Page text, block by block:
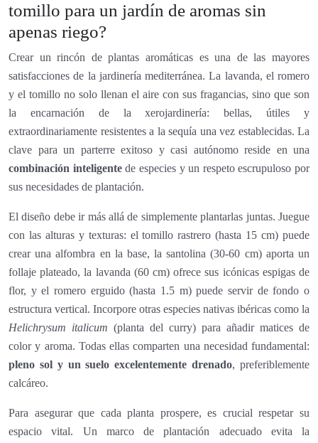
tomillo para un jardín de aromas sin
apenas riego?
Crear un rincón de plantas aromáticas es una de las mayores
satisfacciones de la jardinería mediterránea. La lavanda, el romero
y el tomillo no solo llenan el aire con sus fragancias, sino que son
la encarnación de la xerojardinería: bellas, útiles y
extraordinariamente resistentes a la sequía una vez establecidas. La
clave para un parterre exitoso y casi autónomo reside en una
combinación inteligentede especies y un respeto escrupuloso por
sus necesidades de plantación.
El diseño debe ir más allá de simplemente plantarlas juntas. Juegue
con las alturas y texturas: el tomillo rastrero (hasta 15 cm) puede
crear una alfombra en la base, la santolina (30-60 cm) aporta un
follaje plateado, la lavanda (60 cm) ofrece sus icónicas espigas de
flor, y el romero erguido (hasta 1.5 m) puede servir de fondo o
estructura vertical. Incorpore otras especies nativas ibéricas como la
Helichrysum italicum (planta del curry) para añadir matices de
color y aroma. Todas ellas comparten una necesidad fundamental:
pleno sol y un suelo excelentemente drenado, preferiblemente
calcáreo.
Para asegurar que cada planta prospere, es crucial respetar su
espacio vital. Un marco de plantación adecuado evita la